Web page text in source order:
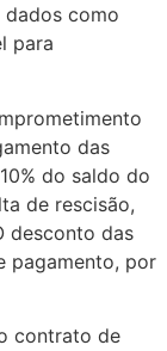
como
para
das
do saldo do
de rescisão,
desconto das
pagamento, por
contrato de